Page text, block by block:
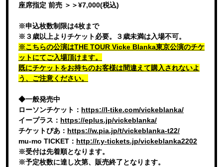
座席指定 前売 ＞＞¥7,000(税込)
※申込枚数制限は4枚まで
※３歳以上よりチケット必要。３歳未満は⼊場不可。
※こちらの公演はTHE TOUR Vicke Blanka東京公演のチケ
ットにてご入場頂けます。
既にチケットをお持ちのお客様は間違えて購入されないよ
う、ご注意ください。
◆一般発売中
ローソンチケット： https://l-tike.com/vickeblanka/
イープラス： https://eplus.jp/vickeblanka/
チケットぴあ： https://w.pia.jp/t/vickeblanka-t22/
mu-mo TICKET： http://r.y-tickets.jp/vickeblanka2202
※受付は先着順となります。
※予定枚数に達し次第、販売終了となります。